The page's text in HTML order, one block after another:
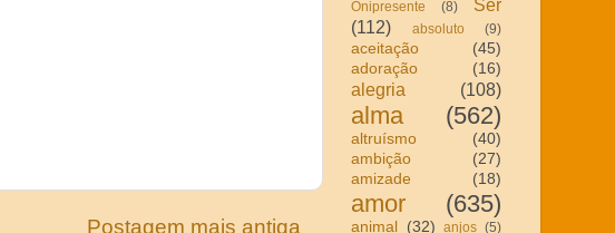
Postagem mais antiga
Onipresente
(8)
Ser
(112)
absoluto (9)
aceitação
(45)
adoração
(16)
alegria (108)
alma (562)
altruísmo
(40)
ambição
(27)
amizade
(18)
amor (635)
animal (32) anjos (5)